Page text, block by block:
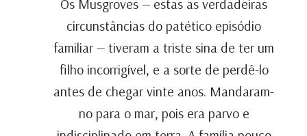
Os Musgroves — estas as verdadeiras
circunstâncias do patético episódio
familiar — tiveram a triste sina de ter um
filho incorrigível, e a sorte de perdê-lo
antes de chegar vinte anos. Mandaram-
no para o mar, pois era parvo e